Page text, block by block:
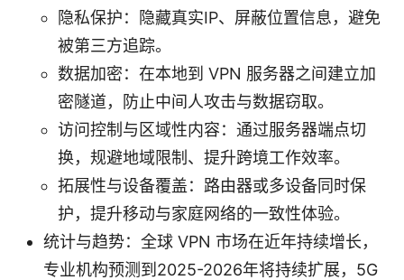
隐私保护：隐藏真实IP、屏蔽位置信息，避免
被第三方追踪。
数据加密：在本地到 VPN 服务器之间建立加
密隧道，防止中间人攻击与数据窃取。
访问控制与区域性内容：通过服务器端点切
换，规避地域限制、提升跨境工作效率。
拓展性与设备覆盖：路由器或多设备同时保
护，提升移动与家庭网络的一致性体验。
统计与趋势：全球 VPN 市场在近年持续增长，
专业机构预测到2025-2026年将持续扩展，5G